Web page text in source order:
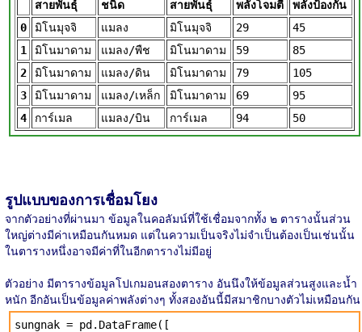
สายพันธุ์ ชนิด สายพันธุ์ พลังโจมตี
พลังป้องกัน
0
มิโนมุจจิ แมลง มิโนมุจจิ 29
45
1
มิโนมาดาม แมลง/พืช มิโนมาดาม 59
85
2
มิโนมาดาม แมลง/ดิน มิโนมาดาม 79
105
3
มิโนมาดาม แมลง/เหล็ก มิโนมาดาม 69
95
4
การ์เมล แมลง/บิน การ์เมล 94 50
รูปแบบของการเชื่อมโยง
จากตัวอย่างที่ผ่านมา ข้อมูลในคอลัมน์ที่ใช้เชื่อมจากทั้ง ๒ ตารางนั้นส่วน
ใหญ่ต่างมีค่าเหมือนกันหมด แต่ในความเป็นจริงไม่จำเป็นต้องเป็นเช่นนั้น
ในตารางหนึ่งอาจมีค่าที่ในอีกตารางไม่มีอยู่
ตัวอย่าง มีตารางข้อมูลโปเกมอนสองตาราง อันนึงให้ข้อมูลส่วนสูงและน้ำ
หนัก อีกอันเป็นข้อมูลค่าพลังต่างๆ ทั้งสองอันนี้มีสมาชิกบางตัวไม่เหมือนกัน
sungnak = pd.DataFrame([